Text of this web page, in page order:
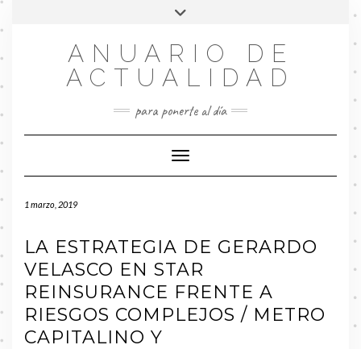
Saltar
contenido
cabecera
ANUARIO DE
ACTUALIDAD
para ponerte al día
Cambiar modo de navegación
1 marzo, 2019
LA ESTRATEGIA DE GERARDO
VELASCO EN STAR
REINSURANCE FRENTE A
RIESGOS COMPLEJOS / METRO
CAPITALINO Y